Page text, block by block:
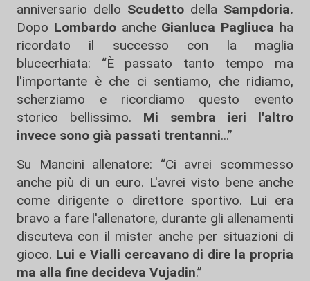
anniversario dello Scudetto della Sampdoria.
Dopo Lombardoanche Gianluca Pagliuca ha
ricordato il successo con la maglia
blucecrhiata: “È passato tanto tempo ma
l'importante è che ci sentiamo, che ridiamo,
scherziamo e ricordiamo questo evento
storico bellissimo. Mi sembra ieri l'altro
invece sono già passati trentanni...”
Su Mancini allenatore: “Ci avrei scommesso
anche più di un euro. L'avrei visto bene anche
come dirigente o direttore sportivo. Lui era
bravo a fare l'allenatore, durante gli allenamenti
discuteva con il mister anche per situazioni di
gioco. Lui e Vialli cercavano di dire la propria
ma alla fine decideva Vujadin.”